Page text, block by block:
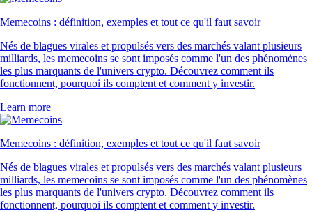
Memecoins : définition, exemples et tout ce qu'il faut savoir
Nés de blagues virales et propulsés vers des marchés valant plusieurs
milliards, les memecoins se sont imposés comme l'un des phénomènes
les plus marquants de l'univers crypto. Découvrez comment ils
fonctionnent, pourquoi ils comptent et comment y investir.
Learn more
Memecoins : définition, exemples et tout ce qu'il faut savoir
Nés de blagues virales et propulsés vers des marchés valant plusieurs
milliards, les memecoins se sont imposés comme l'un des phénomènes
les plus marquants de l'univers crypto. Découvrez comment ils
fonctionnent, pourquoi ils comptent et comment y investir.